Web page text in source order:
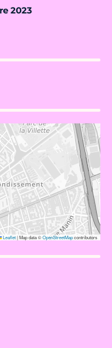
2023
Leaflet|Map data ©OpenStreetMapcontributors